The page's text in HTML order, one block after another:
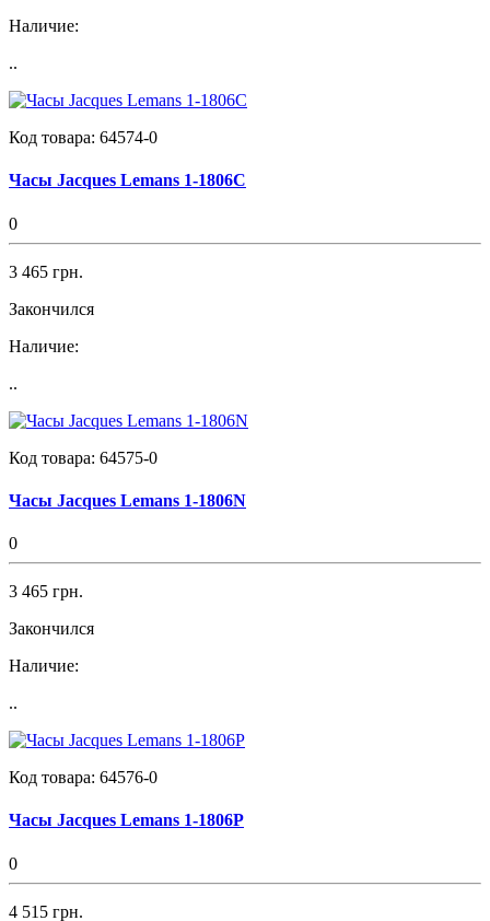
Наличие:
..
Код товара: 64574-0
Часы Jacques Lemans 1-1806C
0
3 465 грн.
Закончился
Наличие:
..
Код товара: 64575-0
Часы Jacques Lemans 1-1806N
0
3 465 грн.
Закончился
Наличие:
..
Код товара: 64576-0
Часы Jacques Lemans 1-1806P
0
4 515 грн.